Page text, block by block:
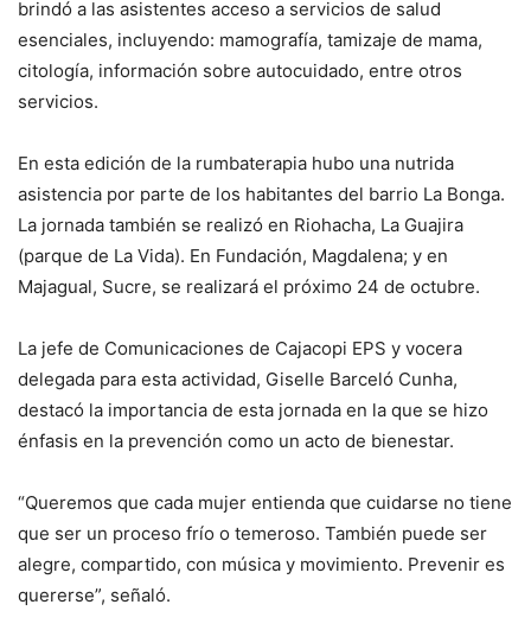
brindó a las asistentes acceso a servicios de salud
esenciales, incluyendo: mamografía, tamizaje de mama,
citología, información sobre autocuidado, entre otros
servicios.
En esta edición de la rumbaterapia hubo una nutrida
asistencia por parte de los habitantes del barrio La Bonga.
La jornada también se realizó en Riohacha, La Guajira
(parque de La Vida). En Fundación, Magdalena; y en
Majagual, Sucre, se realizará el próximo 24 de octubre.
La jefe de Comunicaciones de Cajacopi EPS y vocera
delegada para esta actividad, Giselle Barceló Cunha,
destacó la importancia de esta jornada en la que se hizo
énfasis en la prevención como un acto de bienestar.
“Queremos que cada mujer entienda que cuidarse no tiene
que ser un proceso frío o temeroso. También puede ser
alegre, compartido, con música y movimiento. Prevenir es
quererse”, señaló.